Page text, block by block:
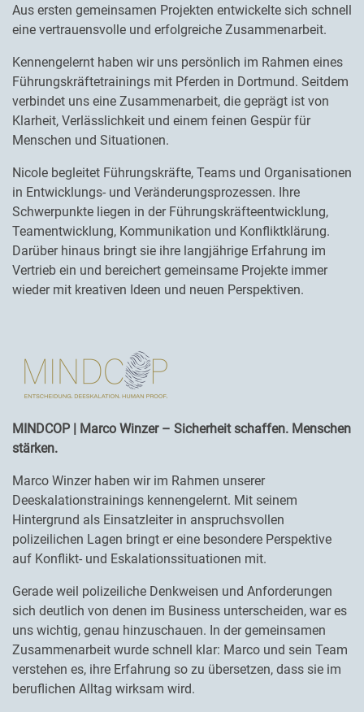
Aus ersten gemeinsamen Projekten entwickelte sich schnell
eine vertrauensvolle und erfolgreiche Zusammenarbeit.
Kennengelernt haben wir uns persönlich im Rahmen eines
Führungskräftetrainings mit Pferden in Dortmund. Seitdem
verbindet uns eine Zusammenarbeit, die geprägt ist von
Klarheit, Verlässlichkeit und einem feinen Gespür für
Menschen und Situationen.
Nicole begleitet Führungskräfte, Teams und Organisationen
in Entwicklungs- und Veränderungsprozessen. Ihre
Schwerpunkte liegen in der Führungskräfteentwicklung,
Teamentwicklung, Kommunikation und Konfliktklärung.
Darüber hinaus bringt sie ihre langjährige Erfahrung im
Vertrieb ein und bereichert gemeinsame Projekte immer
wieder mit kreativen Ideen und neuen Perspektiven.
MINDCOP | Marco Winzer – Sicherheit schaffen. Menschen
stärken.
Marco Winzer haben wir im Rahmen unserer
Deeskalationstrainings kennengelernt. Mit seinem
Hintergrund als Einsatzleiter in anspruchsvollen
polizeilichen Lagen bringt er eine besondere Perspektive
auf Konflikt- und Eskalationssituationen mit.
Gerade weil polizeiliche Denkweisen und Anforderungen
sich deutlich von denen im Business unterscheiden, war es
uns wichtig, genau hinzuschauen. In der gemeinsamen
Zusammenarbeit wurde schnell klar: Marco und sein Team
verstehen es, ihre Erfahrung so zu übersetzen, dass sie im
beruflichen Alltag wirksam wird.